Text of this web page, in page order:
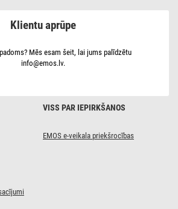
VISS PAR IEPIRKŠANOS
EMOS e-veikala priekšrocības
Klientu aprūpe
Mēs esam šeit, lai jums palīdzētu
info@emos.lv.